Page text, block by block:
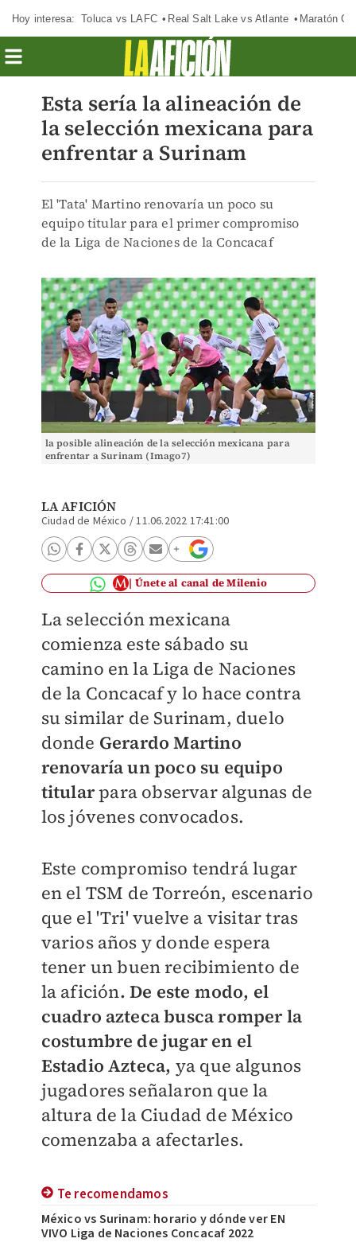
Hoy interesa: Toluca vs LAFC Real Salt Lake vs Atlante Maratón
Esta sería la alineación de
la selección mexicana para
enfrentar a Surinam
El 'Tata' Martino renovaría un poco su
equipo titular para el primer compromiso
de la Liga de Naciones de la Concacaf
la posible alineación de la selección mexicana para
enfrentar a Surinam (Imago7)
LA AFICIÓN
Ciudad de México /11.06.2022 17:41:00
Únete al canal de Milenio
La selección mexicana
comienza este sábado su
camino en la Liga de Naciones
de la Concacaf y lo hace contra
su similar de Surinam, duelo
donde Gerardo Martino
renovaría un poco su equipo
titularpara observar algunas de
los jóvenes convocados.
Este compromiso tendrá lugar
en el TSM de Torreón, escenario
que el 'Tri' vuelve a visitar tras
varios años y donde espera
tener un buen recibimiento de
la afición. De este modo, el
cuadro azteca busca romper la
costumbre de jugar en el
Estadio Azteca, ya que algunos
jugadores señalaron que la
altura de la Ciudad de México
comenzaba a afectarles.
Te recomendamos
México vs Surinam: horario y dónde ver EN
VIVO Liga de Naciones Concacaf 2022